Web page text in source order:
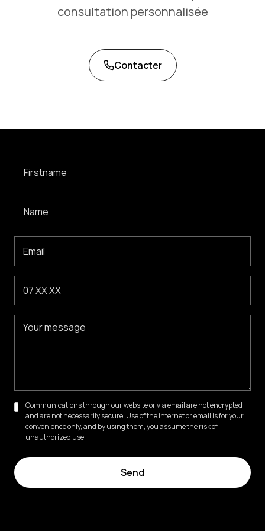
consultation personnalisée
Contacter
Communications through our website or via email are not encrypted
and are not necessarily secure. Use of the internet or email is for your
convenience only, and by using them, you assume the risk of
unauthorized use.